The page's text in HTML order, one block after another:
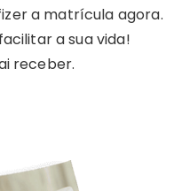
a matrícula agora.
a sua vida!
receber.